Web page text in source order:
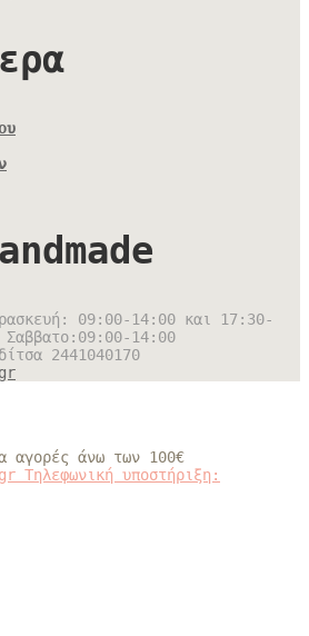
09:00-14:00 και 17:30-
14:00
2441040170
αγορές άνω των 100€
Τηλεφωνική υποστήριξη: